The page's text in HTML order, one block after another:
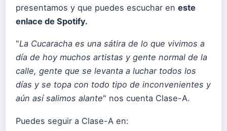
presentamos y que puedes escuchar en este
enlace de Spotify.
"La Cucaracha es una sátira de lo que vivimos a
día de hoy muchos artistas y gente normal de la
calle, gente que se levanta a luchar todos los
días y se topa con todo tipo de inconvenientes y
aún así salimos alante" nos cuenta Clase-A.
Puedes seguir a Clase-A en: